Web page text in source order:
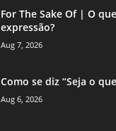
For The Sake Of | O
expressão?
Aug 7, 2026
Como se diz “Seja o
Aug 6, 2026